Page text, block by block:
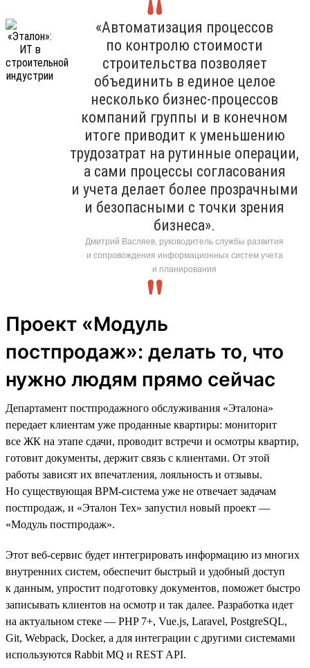
«Автоматизация процессов
по контролю стоимости
строительства позволяет
объединить в единое целое
несколько бизнес-процессов
компаний группы и в конечном
итоге приводит к уменьшению
трудозатрат на рутинные операции,
а сами процессы согласования
и учета делает более прозрачными
и безопасными с точки зрения
бизнеса».
Дмитрий Васляев, руководитель службы развития
и сопровождения информационных систем учета
и планирования
Проект «Модуль
постпродаж»: делать то, что
нужно людям прямо сейчас
Департамент постпродажного обслуживания «Эталона»
передает клиентам уже проданные квартиры: мониторит
все ЖК на этапе сдачи, проводит встречи и осмотры квартир,
готовит документы, держит связь с клиентами. От этой
работы зависят их впечатления, лояльность и отзывы.
Но существующая BPM-система уже не отвечает задачам
постпродаж, и «Эталон Тех» запустил новый проект —
«Модуль постпродаж».
Этот веб-сервис будет интегрировать информацию из многих
внутренних систем, обеспечит быстрый и удобный доступ
к данным, упростит подготовку документов, поможет быстро
записывать клиентов на осмотр и так далее. Разработка идет
на актуальном стеке — PHP 7+, Vue.js, Laravel, PostgreSQL,
Git, Webpack, Docker, а для интеграции с другими системами
используются Rabbit MQ и REST API.